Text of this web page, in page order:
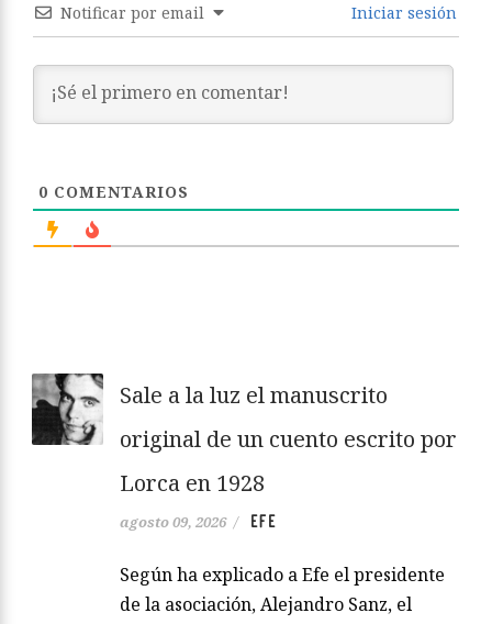
Notificar por email Iniciar sesión
0 COMENTARIOS
Sale a la luz el manuscrito
original de un cuento escrito por
Lorca en 1928
agosto 09, 2026 / EFE
Según ha explicado a Efe el presidente
de la asociación, Alejandro Sanz, el